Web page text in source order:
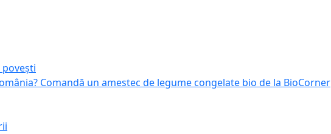
povești
Comandă un amestec de legume congelate bio de la BioCorner